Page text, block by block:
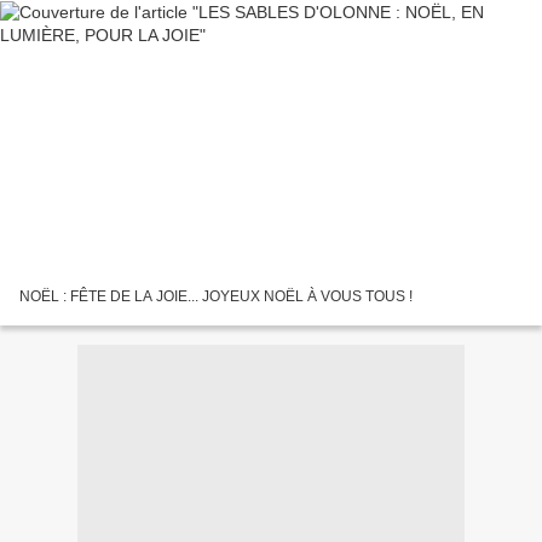
NOËL : FÊTE DE LA JOIE... JOYEUX NOËL À VOUS TOUS !